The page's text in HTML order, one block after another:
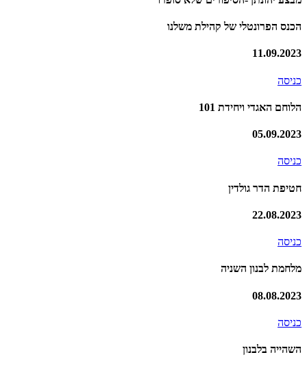
הכנס הפרונטלי של קהילת משלנו
11.09.2023
כניסה
הלוחם האגדי ויחידת 101
05.09.2023
כניסה
חטיפת הדר גולדין
22.08.2023
כניסה
מלחמת לבנון השניה
08.08.2023
כניסה
השהייה בלבנון